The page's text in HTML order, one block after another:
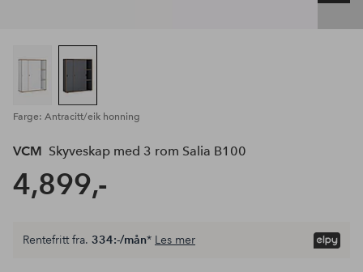
Farge: Antracitt/eik honning
VCM Skyveskap med 3 rom Salia B100
4,899,-
Legg i
Rentefritt fra. 334:-/mån* Les mer